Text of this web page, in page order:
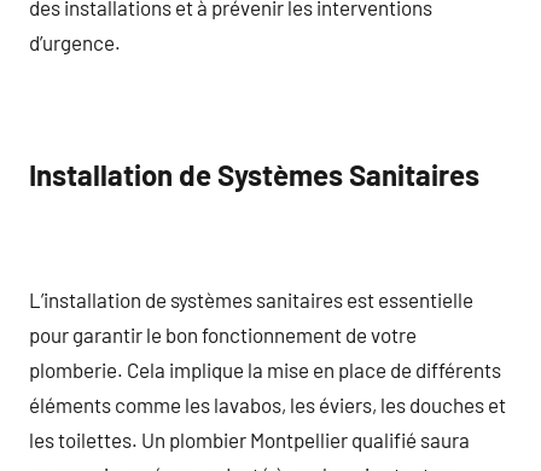
des installations et à prévenir les interventions
d’urgence.
Installation de Systèmes Sanitaires
L’installation de systèmes sanitaires est essentielle
pour garantir le bon fonctionnement de votre
plomberie. Cela implique la mise en place de différents
éléments comme les lavabos, les éviers, les douches et
les toilettes. Un plombier Montpellier qualifié saura